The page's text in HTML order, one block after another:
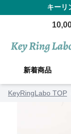
キーリ
新着商品
KeyRingLabo TOP